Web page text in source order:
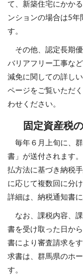
て、新築住宅にかか
ンションの場合は5年
す。
その他、認定長期
バリアフリー工事な
減免に関しての詳し
ページをご覧いただ
わせください。
固定資産税
毎年６月上旬に、
書」が送付されます
払方法に基づき納税
に応じて複数回に分
詳細は、納税通知書
なお、課税内容、
書を受け取った日か
書により審査請求を
求書は、群馬県のホ
す。